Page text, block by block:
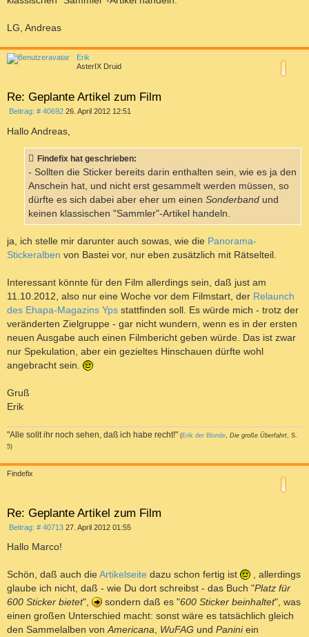
LG, Andreas
a
Erik
AsterIX Druid
Re: Geplante Artikel zum Film
Beitrag: # 40692B
i
r
a
26. April 2012 12:51
Hallo Andreas,
Findefix hat geschrieben:
- Sollten die Sticker bereits darin enthalten sein, wie es ja den
Anschein hat, und nicht erst gesammelt werden müssen, so
dürfte es sich dabei aber eher um einen Sonderband und
keinen klassischen "Sammler"-Artikel handeln.
ja, ich stelle mir darunter auch sowas, wie die Panorama-
Stickeralben von Bastei vor, nur eben zusätzlich mit Rätselteil.
Interessant könnte für den Film allerdings sein, daß just am
11.10.2012, also nur eine Woche vor dem Filmstart, der Relaunch
des Ehapa-Magazins Yps stattfinden soll. Es würde mich - trotz der
veränderten Zielgruppe - gar nicht wundern, wenn es in der ersten
neuen Ausgabe auch einen Filmbericht geben würde. Das ist zwar
nur Spekulation, aber ein gezieltes Hinschauen dürfte wohl
angebracht sein.
Gruß
Erik
"Alle sollt ihr noch sehen, daß ich habe recht!" (Erik der Blonde Die große Überfahrt , S.
5)
a
Findefix
Re: Geplante Artikel zum Film
Beitrag: # 40713B
a
g
27. April 2012 01:55
Hallo Marco!
Schön, daß auch dieArtikelseite dazu schon fertig ist
, allerdings
glaube ich nicht, daß - wie Du dort schreibst - das Buch "Platz für
600 Sticker bietet", sondern daß es "600 Sticker beinhaltet", was
einen großen Unterschied macht: sonst wäre es tatsächlich gleich
den Sammelalben vonAmericana, WuFAG und Paniniein